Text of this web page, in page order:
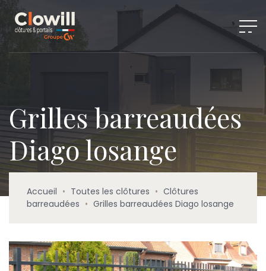
Grilles barreaudées
Diago losange
Accueil • Toutes les clôtures • Clôtures
barreaudées • Grilles barreaudées Diago losange